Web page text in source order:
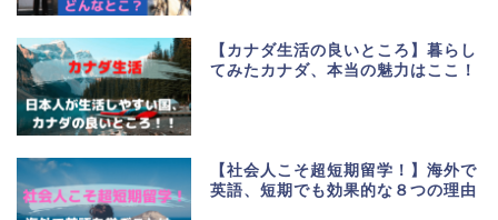
【カナダ生活の良いところ】暮らし
てみたカナダ、本当の魅力はここ！
【社会人こそ超短期留学！】海外で
英語、短期でも効果的な８つの理由